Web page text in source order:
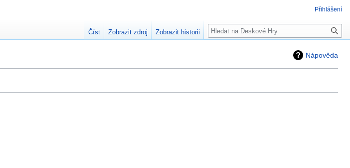
Nápověda
Přihlášení
Číst Zobrazit zdroj Zobrazit historii Hledat